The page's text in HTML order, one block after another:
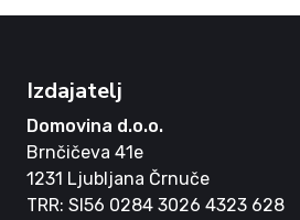
Izdajatelj
Domovina d.o.o.
Brnčičeva 41e
1231 Ljubljana Črnuče
TRR: SI56 0284 3026 4323 628